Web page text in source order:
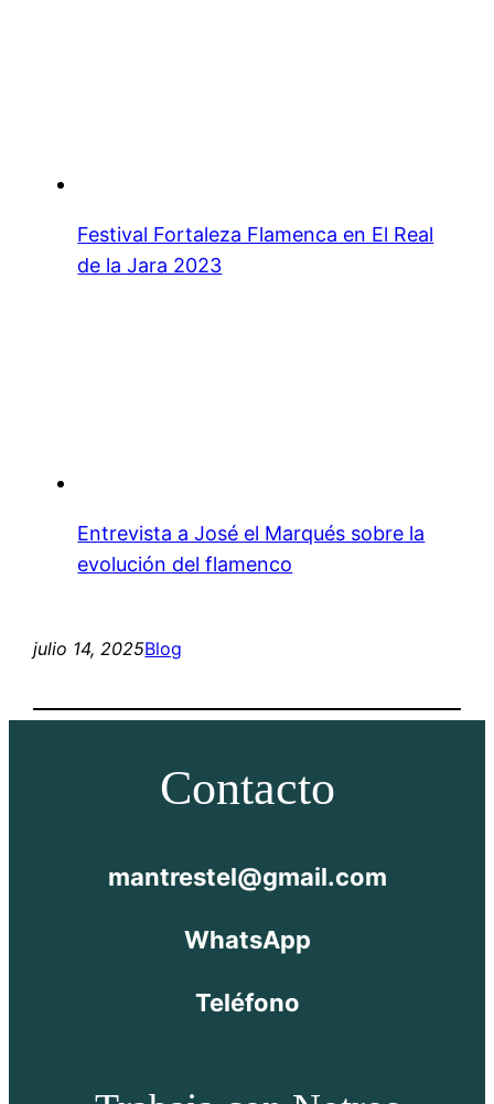
Festival Fortaleza Flamenca en El Real
de la Jara 2023
Entrevista a José el Marqués sobre la
evolución del flamenco
julio 14, 2025Blog
Contacto
mantrestel@gmail.com
WhatsApp
Teléfono